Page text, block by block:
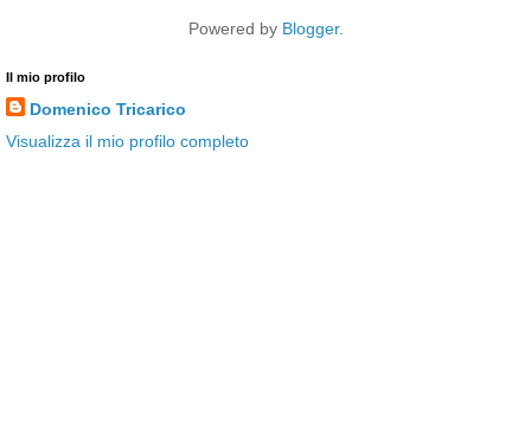
Powered by Blogger.
Il mio profilo
Domenico Tricarico
Visualizza il mio profilo completo